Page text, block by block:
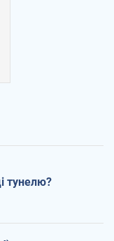
тунелю?